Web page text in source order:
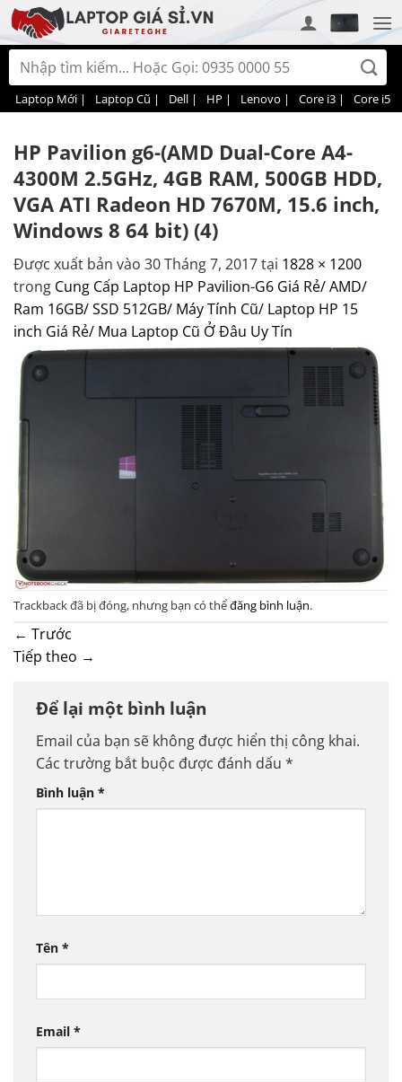
Bỏ
qua
nội
dung
Tìm
kiếm:
Laptop Mới | Laptop Cũ | Dell | HP | Lenovo | Core i3 | Core i5 |
HP Pavilion g6-(AMD Dual-Core A4-
4300M 2.5GHz, 4GB RAM, 500GB HDD,
VGA ATI Radeon HD 7670M, 15.6 inch,
Windows 8 64 bit) (4)
Được xuất bản vào 30 Tháng 7, 2017tại 1828 × 1200
trong Cung Cấp Laptop HP Pavilion-G6 Giá Rẻ/ AMD/
Ram 16GB/ SSD 512GB/ Máy Tính Cũ/ Laptop HP 15
inch Giá Rẻ/ Mua Laptop Cũ Ở Đâu Uy Tín
Trackback đã bị đóng, nhưng bạn có thểđăng bình luận.
← Trước
Tiếp theo →
Để lại một bình luận
Email của bạn sẽ không được hiển thị công khai.
Các trường bắt buộc được đánh dấu *
Bình luận *
Tên *
Email *